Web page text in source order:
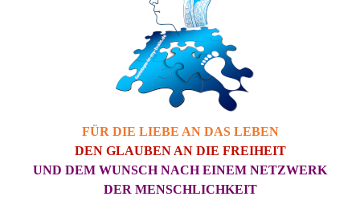
FÜR DIE LIEBE AN DAS LEBEN
DEN GLAUBEN AN DIE FREIHEIT
UND DEM WUNSCH NACH EINEM NETZWERK
DER MENSCHLICHKEIT